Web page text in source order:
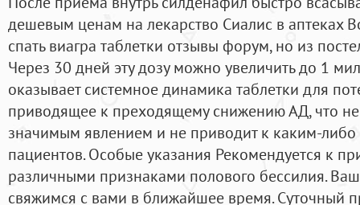
дешевым ценам на лекарство Сиалис в аптеках
спать виагра таблетки отзывы форум, но из
Через 30 дней эту дозу можно увеличить до 1
оказывает системное динамика таблетки для
приводящее к преходящему снижению АД, что не
значимым явлением и не приводит к каким-либо
пациентов. Особые указания Рекомендуется к
различными признаками полового бессилия.
свяжимся с вами в ближайшее время. Суточный